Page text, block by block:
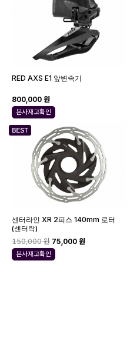
RED AXS E1 앞변속기
800,000 원
본사재고확인
센터라인 XR 2피스 140mm 로터
(센터락)
150,000 원 75,000 원
본사재고확인